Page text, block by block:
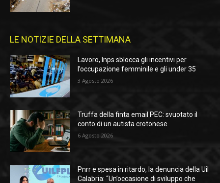
LE NOTIZIE DELLA SETTIMANA
Lavoro, Inps sblocca gli incentivi per
l’occupazione femminile e gli under 35
3 Agosto 2026
Truffa della finta email PEC: svuotato il
conto di un autista crotonese
6 Agosto 2026
Pnrr e spesa in ritardo, la denuncia della Uil
Calabria: “Un’occasione di sviluppo che